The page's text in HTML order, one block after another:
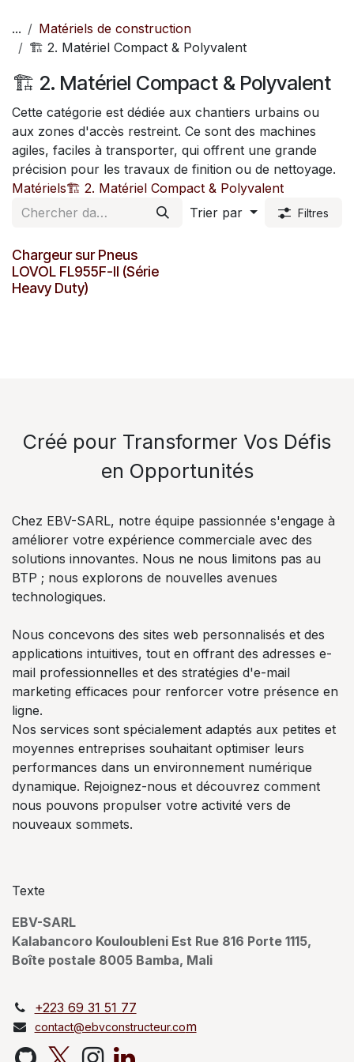
...
Matériels de construction
🏗️ 2. Matériel Compact & Polyvalent
🏗️ 2. Matériel Compact & Polyvalent
Cette catégorie est dédiée aux chantiers urbains ou
aux zones d'accès restreint. Ce sont des machines
agiles, faciles à transporter, qui offrent une grande
précision pour les travaux de finition ou de nettoyage.
Matériels🏗️ 2. Matériel Compact & Polyvalent
Trier par
Filtres
Chargeur sur Pneus
LOVOL FL955F-II (Série
Heavy Duty)
Créé pour Transformer Vos Défis
en Opportunités
Chez EBV-SARL, notre équipe passionnée s'engage à
améliorer votre expérience commerciale avec des
solutions innovantes. Nous ne nous limitons pas au
BTP ; nous explorons de nouvelles avenues
technologiques.
Nous concevons des sites web personnalisés et des
applications intuitives, tout en offrant des adresses e-
mail professionnelles et des stratégies d'e-mail
marketing efficaces pour renforcer votre présence en
ligne.
Nos services sont spécialement adaptés aux petites et
moyennes entreprises souhaitant optimiser leurs
performances dans un environnement numérique
dynamique. Rejoignez-nous et découvrez comment
nous pouvons propulser votre activité vers de
nouveaux sommets.
Texte
EBV-SARL
Kalabancoro Kouloubleni Est Rue 816 Porte 1115,
Boîte postale 8005 Bamba, Mali
+223 69 31 51 77
contact@ebvconstructeur.com